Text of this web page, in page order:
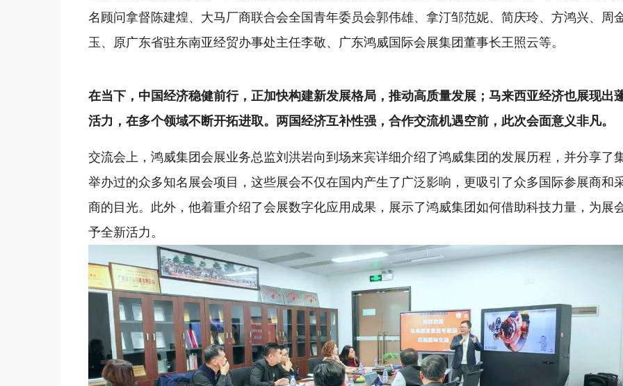
名顾问拿督陈建煌、大马厂商联合会全国青年委员会郭伟雄、拿汀邹范妮、简庆玲、方鸿兴、周
玉、原广东省驻东南亚经贸办事处主任李敬、广东鸿威国际会展集团董事长王照云等。
在当下，中国经济稳健前行，正加快构建新发展格局，推动高质量发展；马来西亚经济也展现出
活力，在多个领域不断开拓进取。两国经济互补性强，合作交流机遇空前，此次会面意义非凡。
交流会上，鸿威集团会展业务总监刘洪岩向到场来宾详细介绍了鸿威集团的发展历程，并分享了
举办过的众多知名展会项目，这些展会不仅在国内产生了广泛影响，更吸引了众多国际参展商和
商的目光。此外，他着重介绍了会展数字化应用成果，展示了鸿威集团如何借助科技力量，为展
予全新活力。